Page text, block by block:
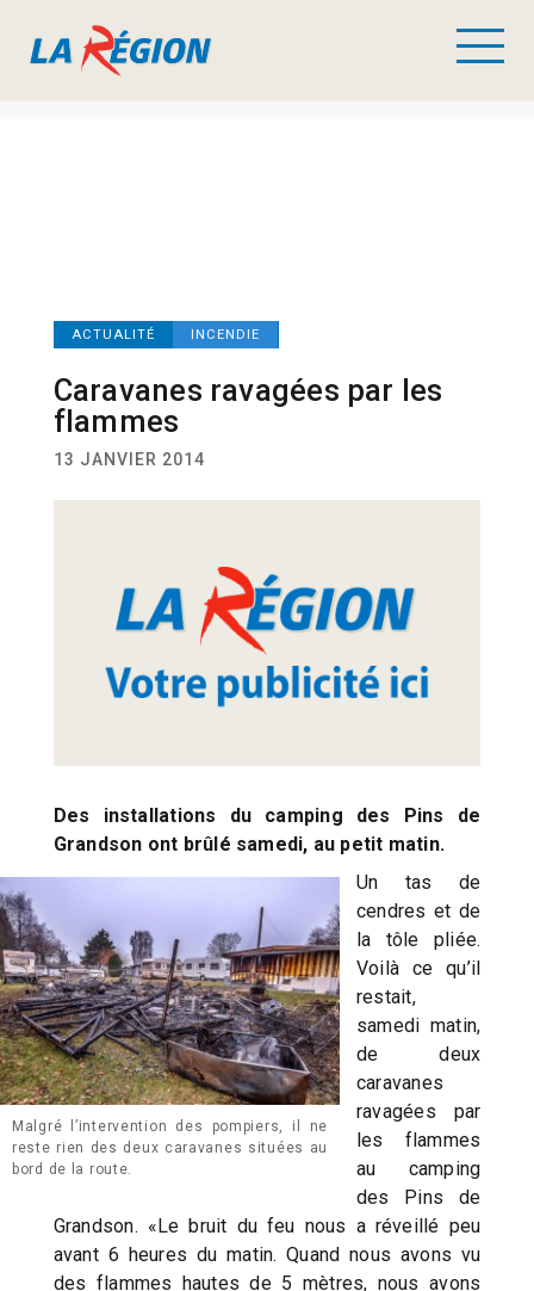
ACTUALITÉ INCENDIE
Caravanes ravagées par les
flammes
13 JANVIER 2014
Des installations du camping des Pins de
Grandson ont brûlé samedi, au petit matin.
Malgré l’intervention des pompiers, il ne
reste rien des deux caravanes situées au
bord de la route.
Un tas de
cendres et de
la tôle pliée.
Voilà ce qu’il
restait,
samedi matin,
de deux
caravanes
ravagées par
les flammes
au camping
des Pins de
Grandson. «Le bruit du feu nous a réveillé peu
avant 6 heures du matin. Quand nous avons vu
des flammes hautes de 5 mètres, nous avons